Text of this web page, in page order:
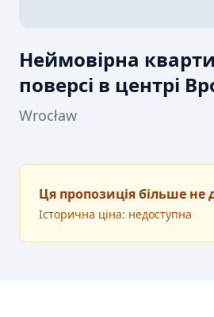
Неймовірна
поверсі в центрі
Wrocław
Ця пропозиція більше не
Історична ціна: недоступна